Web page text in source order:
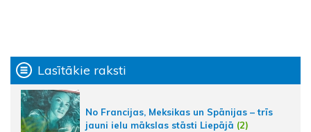
Lasītākie raksti
No Francijas, Meksikas un Spānijas – trīs
jauni ielu mākslas stāsti Liepājā (2)